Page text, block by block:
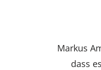
Markus
dass